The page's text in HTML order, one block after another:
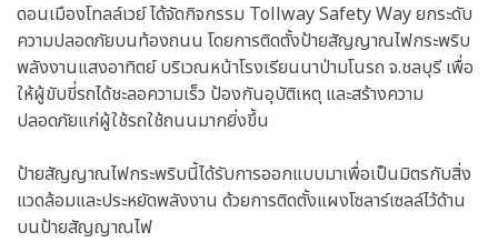
ดอนเมืองโทลล์เวย์ ได้จัดกิจกรรม Tollway Safety Way ยกระดับ
ความปลอดภัยบนท้องถนน โดยการติดตั้งป้ายสัญญาณไฟกระพริบ
พลังงานแสงอาทิตย์ บริเวณหน้าโรงเรียนนาป่ามโนรถ จ.ชลบุรี เพื่อ
ให้ผู้ขับขี่รถได้ชะลอความเร็ว ป้องกันอุบัติเหตุ และสร้างความ
ปลอดภัยแก่ผู้ใช้รถใช้ถนนมากยิ่งขึ้น
ป้ายสัญญาณไฟกระพริบนี้ได้รับการออกแบบมาเพื่อเป็นมิตรกับสิ่ง
แวดล้อมและประหยัดพลังงาน ด้วยการติดตั้งแผงโซลาร์เซลล์ไว้ด้าน
บนป้ายสัญญาณไฟ